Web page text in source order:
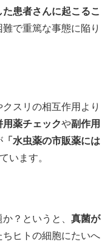
患者さんに起こるこ
難で重篤な事態に陥り
スリの相互作用より
薬チェックや副作用
「水虫薬の市販薬には
います。
？というと、 真菌が
ちヒトの細胞にたいへ